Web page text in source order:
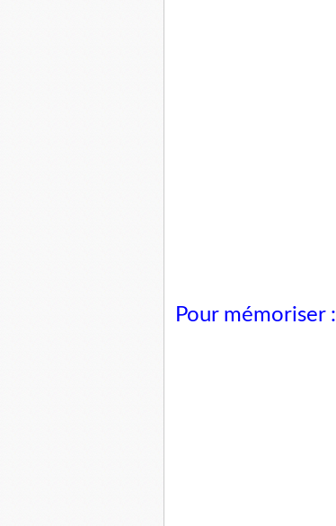
Pour mémoriser :